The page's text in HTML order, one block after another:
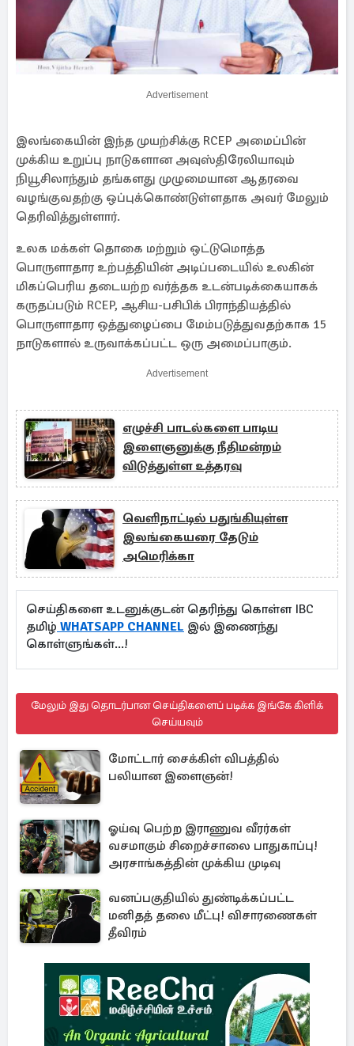
Advertisement
இலங்கையின் இந்த முயற்சிக்கு RCEP அமைப்பின்
முக்கிய உறுப்பு நாடுகளான அவுஸ்திரேலியாவும்
நியூசிலாந்தும் தங்களது முழுமையான ஆதரவை
வழங்குவதற்கு ஒப்புக்கொண்டுள்ளதாக அவர் மேலும்
தெரிவித்துள்ளார்.
உலக மக்கள் தொகை மற்றும் ஒட்டுமொத்த
பொருளாதார உற்பத்தியின் அடிப்படையில் உலகின்
மிகப்பெரிய தடையற்ற வர்த்தக உடன்படிக்கையாகக்
கருதப்படும் RCEP, ஆசிய-பசிபிக் பிராந்தியத்தில்
பொருளாதார ஒத்துழைப்பை மேம்படுத்துவதற்காக 15
நாடுகளால் உருவாக்கப்பட்ட ஒரு அமைப்பாகும்.
Advertisement
எழுச்சி பாடல்களை பாடிய
இளைஞனுக்கு நீதிமன்றம்
விடுத்துள்ள உத்தரவு
வெளிநாட்டில் பதுங்கியுள்ள
இலங்கையரை தேடும்
அமெரிக்கா
செய்திகளை உடனுக்குடன் தெரிந்து கொள்ள IBC
தமிழ் WHATSAPP CHANNEL இல் இணைந்து
கொள்ளுங்கள்...!
மேலும் இது தொடர்பான செய்திகளைப் படிக்க இங்கே கிளிக்
செய்யவும்
மோட்டார் சைக்கிள் விபத்தில்
பலியான இளைஞன்!
ஓய்வு பெற்ற இராணுவ வீரர்கள்
வசமாகும் சிறைச்சாலை பாதுகாப்பு!
அரசாங்கத்தின் முக்கிய முடிவு
வனப்பகுதியில் துண்டிக்கப்பட்ட
மனிதத் தலை மீட்பு! விசாரணைகள்
தீவிரம்